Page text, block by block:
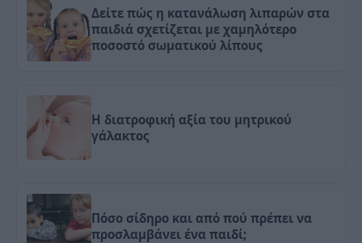
Δείτε πώς η κατανάλωση λιπαρών στα
παιδιά σχετίζεται με χαμηλότερο
ποσοστό σωματικού λίπους
Η διατροφική αξία του μητρικού
γάλακτος
Πόσο σίδηρο και από πού πρέπει να
προσλαμβάνει ένα παιδί;